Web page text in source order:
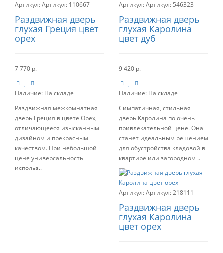
Артикул: 110667
Раздвижная дверь
глухая Греция цвет
орех
7 770 р.
Наличие: На складе
Раздвижная межкомнатная
дверь Греция в цвете Орех,
отличающееся изысканным
дизайном и прекрасным
качеством. При небольшой
цене универсальность
использ..
Артикул: 546323
Раздвижная дверь
глухая Каролина
цвет дуб
9 420 р.
Наличие: На складе
Симпатичная, стильная
дверь Каролина по очень
привлекательной цене. Она
станет идеальным решением
для обустройства кладовой в
квартире или загородном ..
Артикул:218111
Раздвижная дверь
глухая Каролина
цвет орех